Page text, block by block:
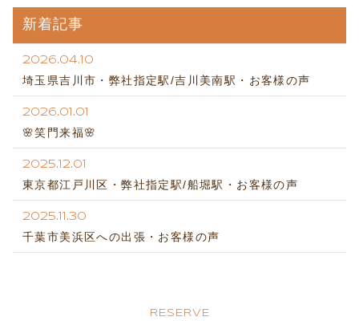
新着記事
2026.04.10
埼玉県吉川市・弊社指定駅/吉川美南駅・お客様の声
2026.01.01
🌸笑門来福🌸
2025.12.01
東京都江戸川区・弊社指定駅/船堀駅・お客様の声
2025.11.30
千葉市美浜区への出張・お客様の声
RESERVE